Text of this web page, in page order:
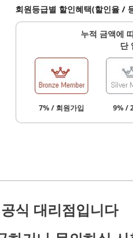
페이코 ID로 페이
회원등급별 할인혜택(할인율 /
누적 금액에
단
7% / 회원가입 9% /
식 대리점입니다